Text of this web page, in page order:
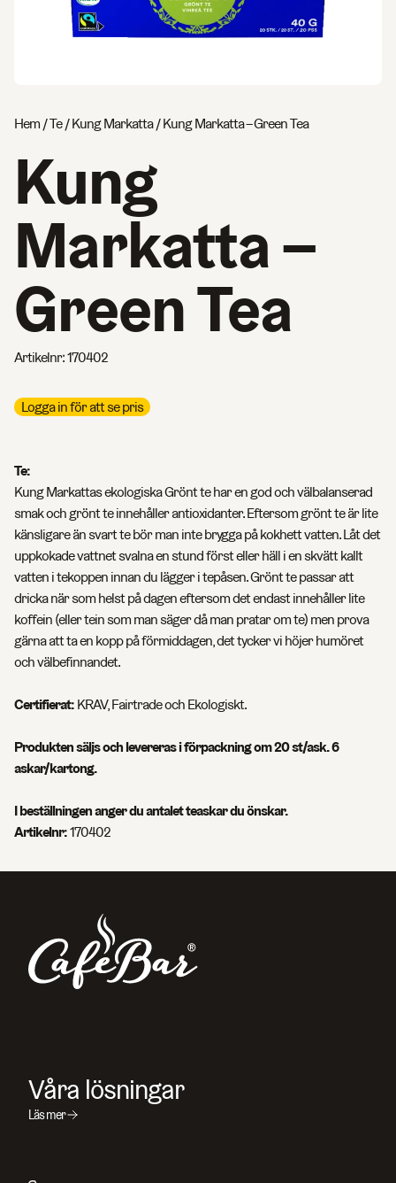
Hem/Te/Kung Markatta/ Kung Markatta – Green Tea
Kung
Markatta –
Green Tea
Artikelnr:170402
Logga in för att se pris
Te:
Kung Markattas ekologiska Grönt te har en god och välbalanserad
smak och grönt te innehåller antioxidanter. Eftersom grönt te är lite
känsligare än svart te bör man inte brygga på kokhett vatten. Låt det
uppkokade vattnet svalna en stund först eller häll i en skvätt kallt
vatten i tekoppen innan du lägger i tepåsen. Grönt te passar att
dricka när som helst på dagen eftersom det endast innehåller lite
koffein (eller tein som man säger då man pratar om te) men prova
gärna att ta en kopp på förmiddagen, det tycker vi höjer humöret
och välbefinnandet.
Certifierat:KRAV, Fairtrade och Ekologiskt.
Produkten säljs och levereras i förpackning om 20 st/ask. 6
askar/kartong.
I beställningen anger du antalet teaskar du önskar.
Artikelnr:170402
Våra lösningar
Läs mer